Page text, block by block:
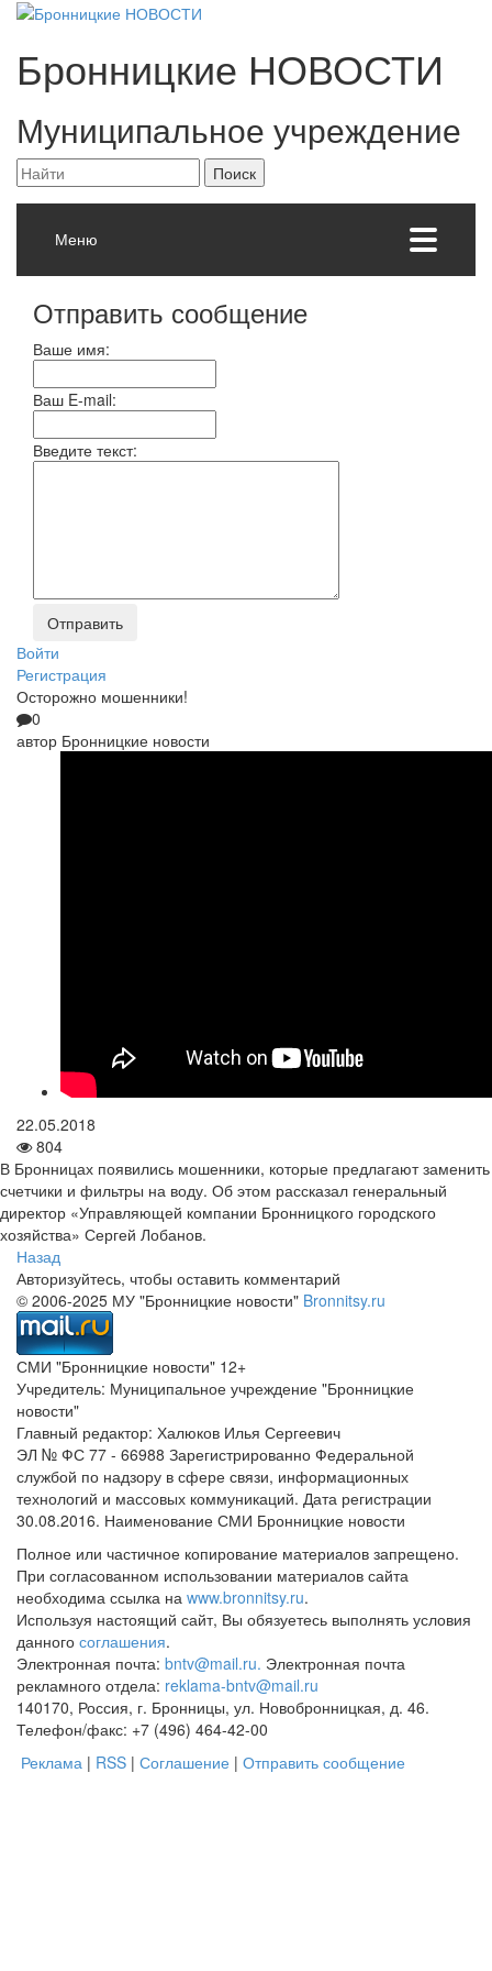
Бронницкие НОВОСТИ
Муниципальное учреждение
Меню
Отправить сообщение
Ваше имя:
Ваш E-mail:
Введите текст:
Войти
Регистрация
Осторожно мошенники!
0
автор Бронницкие новости
22.05.2018
804
В Бронницах появились мошенники, которые предлагают заменить
счетчики и фильтры на воду. Об этом рассказал генеральный
директор «Управляющей компании Бронницкого городского
хозяйства» Сергей Лобанов.
Назад
Авторизуйтесь, чтобы оставить комментарий
© 2006-2025 МУ "Бронницкие новости" Bronnitsy.ru
СМИ "Бронницкие новости" 12+
Учредитель: Муниципальное учреждение "Бронницкие
новости"
Главный редактор: Халюков Илья Сергеевич
ЭЛ № ФС 77 - 66988 Зарегистрированно Федеральной
службой по надзору в сфере связи, информационных
технологий и массовых коммуникаций. Дата регистрации
30.08.2016. Наименование СМИ Бронницкие новости
Полное или частичное копирование материалов запрещено.
При согласованном использовании материалов сайта
необходима ссылка на www.bronnitsy.ru.
Используя настоящий сайт, Вы обязуетесь выполнять условия
данного соглашения.
Электронная почта: bntv@mail.ru. Электронная почта
рекламного отдела: reklama-bntv@mail.ru
140170, Россия, г. Бронницы, ул. Новобронницкая, д. 46.
Телефон/факс: +7 (496) 464-42-00
Реклама | RSS | Соглашение | Отправить сообщение